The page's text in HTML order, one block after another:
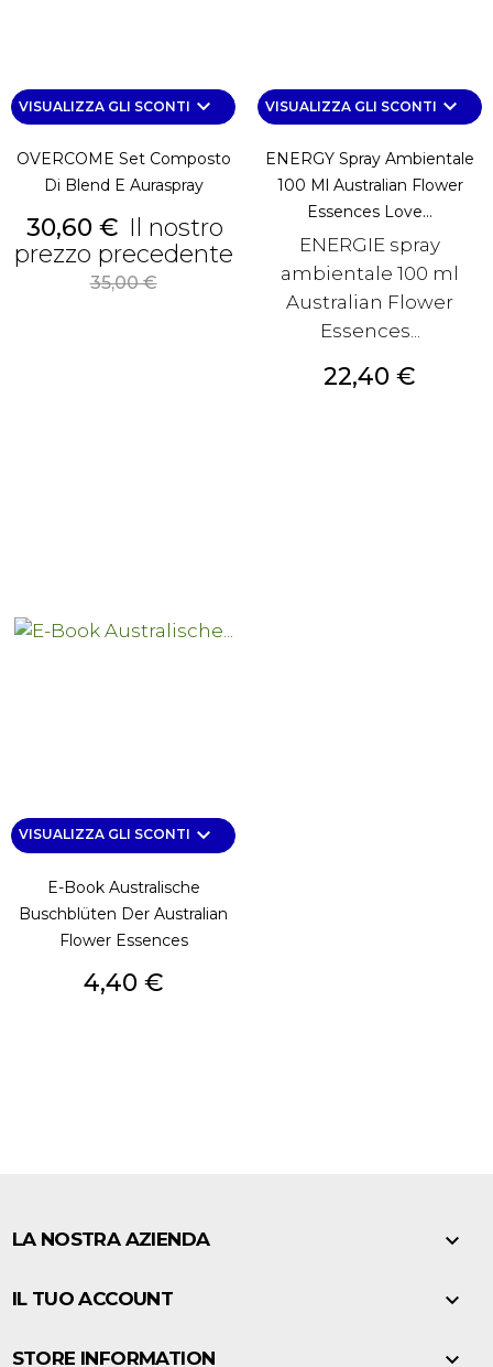
VISUALIZZA GLI SCONTI keyboard_arrow_down
OVERCOME Set Composto
Di Blend E Auraspray
Prezzo
30,60 € Il nostro
prezzo precedente
Prezzo
35,00 €
VISUALIZZA GLI SCONTI keyboard_arrow_down
ENERGY Spray Ambientale
100 Ml Australian Flower
Essences Love...
ENERGIE spray
ambientale 100 ml
Australian Flower
Essences...
Prezzo
22,40 €
VISUALIZZA GLI SCONTI keyboard_arrow_down
E-Book Australische
Buschblüten Der Australian
Flower Essences
Prezzo
4,40 €
LA NOSTRA AZIENDA 
IL TUO ACCOUNT 
STORE INFORMATION 